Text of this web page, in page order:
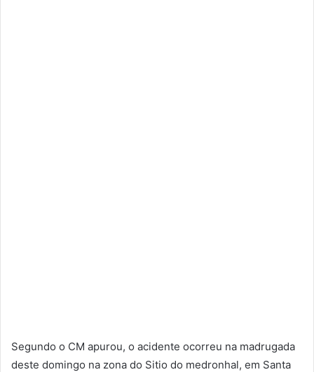
Segundo o CM apurou, o acidente ocorreu na madrugada
deste domingo na zona do Sitio do medronhal, em Santa